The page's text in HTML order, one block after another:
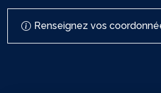
Renseignez vos